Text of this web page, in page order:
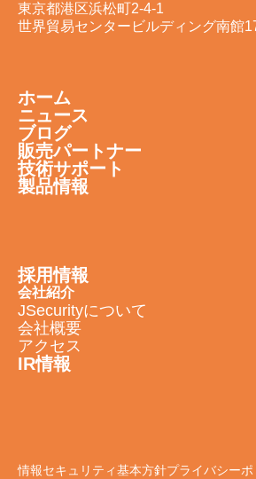
東京都港区浜松町2-4-1
世界貿易センタービルディング南館
ホーム
ニュース
ブログ
販売パートナー
技術サポート
製品情報
採用情報
会社紹介
JSecurityについて
会社概要
アクセス
IR情報
情報セキュリティ基本方針プライバシーポ